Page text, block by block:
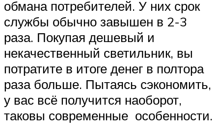
обмана потребителей. У них срок
службы обычно завышен в 2-3
раза. Покупая дешевый и
некачественный светильник, вы
потратите в итоге денег в полтора
раза больше. Пытаясь сэкономить,
у вас всё получится наоборот,
таковы современные особенности.